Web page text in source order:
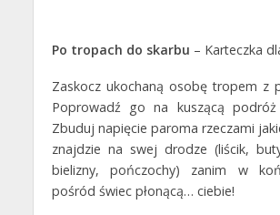
Po tropach do skarbu – Karteczka
Zaskocz ukochaną osobę tropem z
Poprowadź go na kuszącą
Zbuduj napięcie paroma rzeczami
znajdzie na swej drodze (liścik,
bielizny, pończochy) zanim w
pośród świec płonącą… ciebie!